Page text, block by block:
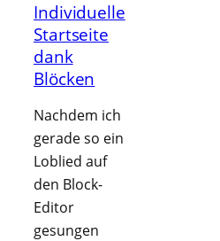
Individuelle
Startseite
dank
Blöcken
Nachdem ich
gerade so ein
Loblied auf
den Block-
Editor
gesungen